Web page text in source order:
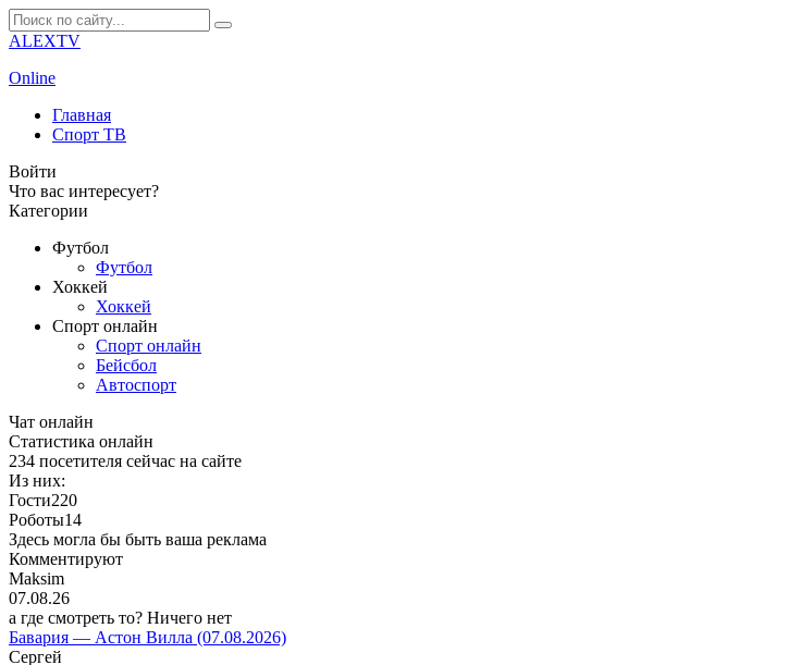
ALEXTV
Online
Главная
Спорт ТВ
Войти
Что вас интересует?
Категории
Футбол
Футбол
Хоккей
Хоккей
Спорт онлайн
Спорт онлайн
Бейсбол
Автоспорт
Чат онлайн
Cтатистика онлайн
234 посетителя сейчас на сайте
Из них:
Гости220
Роботы14
Здесь могла бы быть ваша реклама
Комментируют
Maksim
07.08.26
а где смотреть то? Ничего нет
Бавария — Астон Вилла (07.08.2026)
Сергей